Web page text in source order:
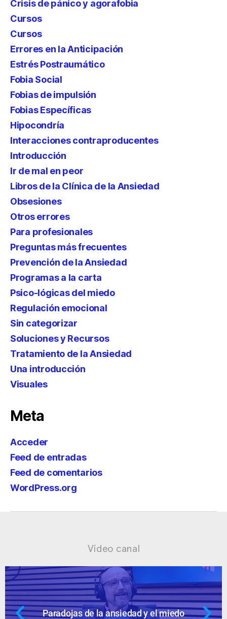
Crisis de pánico y agorafobia
Cursos
Cursos
Errores en la Anticipación
Estrés Postraumático
Fobia Social
Fobias de impulsión
Fobias Específicas
Hipocondría
Interacciones contraproducentes
Introducción
Ir de mal en peor
Libros de la Clínica de la Ansiedad
Obsesiones
Otros errores
Para profesionales
Preguntas más frecuentes
Prevención de la Ansiedad
Programas a la carta
Psico-lógicas del miedo
Regulación emocional
Sin categorizar
Soluciones y Recursos
Tratamiento de la Ansiedad
Una introducción
Visuales
Meta
Acceder
Feed de entradas
Feed de comentarios
WordPress.org
Vídeo canal
Ansiedad: supuestos